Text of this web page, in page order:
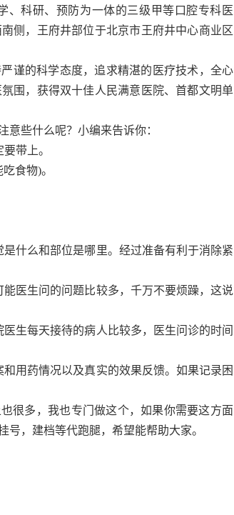
、科研、预防为一体的三级甲等口腔专科医
侧，王府井部位于北京市王府井中心商业区
谨的科学态度，追求精湛的医疗技术，全心
围，获得双十佳人民满意医院、首都文明单
意些什么呢？小编来告诉你：
带上。
食物)。
什么和部位是哪里。经过准备有利于消除紧
医生问的问题比较多，千万不要烦躁，这说
生每天接待的病人比较多，医生问诊的时间
用药情况以及真实的效果反馈。如果记录困
很多，我也专门做这个，如果你需要这方面
，建档等代跑腿，希望能帮助大家。